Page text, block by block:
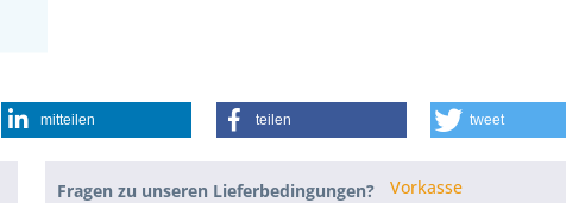
mitteilen teilen tweet
Fragen zu unseren Lieferbedingungen?
Vorkasse